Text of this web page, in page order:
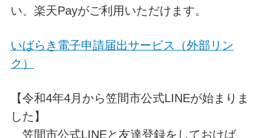
い、楽天Payがご利用いただけます。
いばらき電子申請届出サービス（外部リン
ク）
【令和4年4月から笠間市公式LINEが始まりま
した】
笠間市公式LINEと友達登録をしておけば、